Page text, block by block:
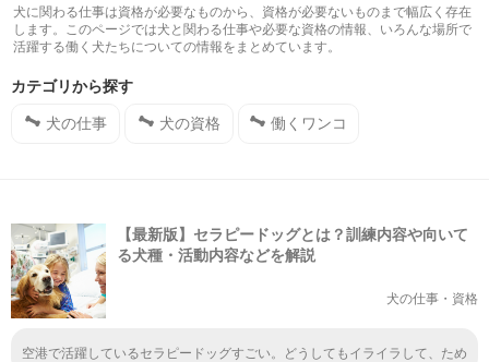
犬に関わる仕事は資格が必要なものから、資格が必要ないものまで幅広く存在
します。このページでは犬と関わる仕事や必要な資格の情報、いろんな場所で
活躍する働く犬たちについての情報をまとめています。
カテゴリから探す
犬の仕事
犬の資格 働くワンコ
【最新版】セラピードッグとは？訓練内容や向いて
る犬種・活動内容などを解説
犬の仕事・資格
空港で活躍しているセラピードッグすごい。どうしてもイライラして、ため